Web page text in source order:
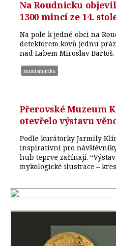
Na Roudnicku
1300 mincí ze 14.
Na pole k jedné obci na
detektorem kovů jednu
nad Labem Miroslav
numismatika
Přerovské Muzeum
otevřelo výstavu
Podle kurátorky Jarmily
inspirativní pro
hub teprve začínají.
mykologické ilustrace –